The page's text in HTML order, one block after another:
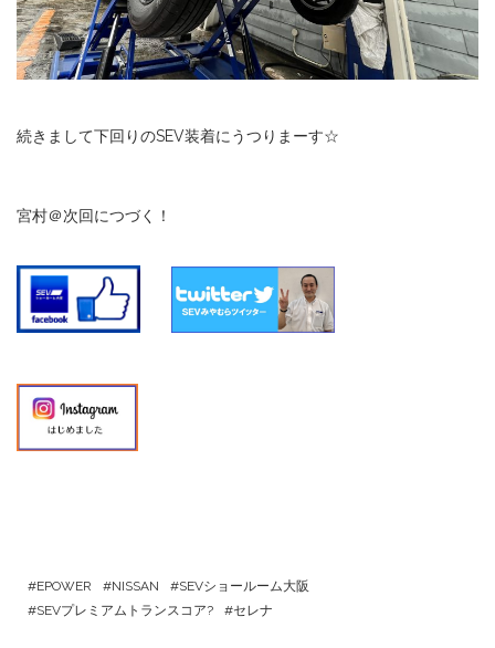
続きまして下回りのSEV装着にうつりまーす☆
宮村＠次回につづく！
EPOWER NISSAN
SEVショールーム大阪
SEVプレミアムトランスコア?
セレナ